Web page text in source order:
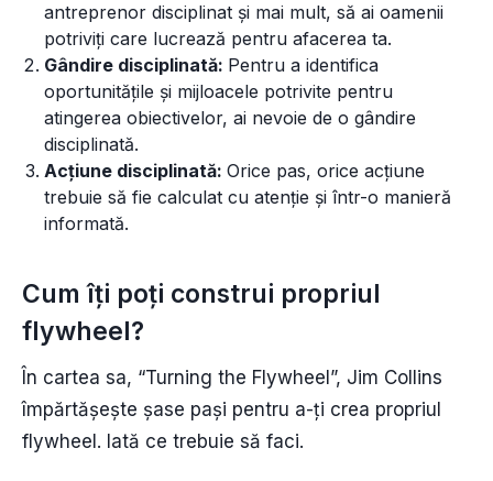
antreprenor disciplinat și mai mult, să ai oamenii
potriviți care lucrează pentru afacerea ta.
Gândire disciplinată: Pentru a identifica
oportunitățile și mijloacele potrivite pentru
atingerea obiectivelor, ai nevoie de o gândire
disciplinată.
Acțiune disciplinată: Orice pas, orice acțiune
trebuie să fie calculat cu atenție și într-o manieră
informată.
Cum îți poți construi propriul
flywheel?
În cartea sa, “Turning the Flywheel”, Jim Collins
împărtășește șase pași pentru a-ți crea propriul
flywheel. Iată ce trebuie să faci.